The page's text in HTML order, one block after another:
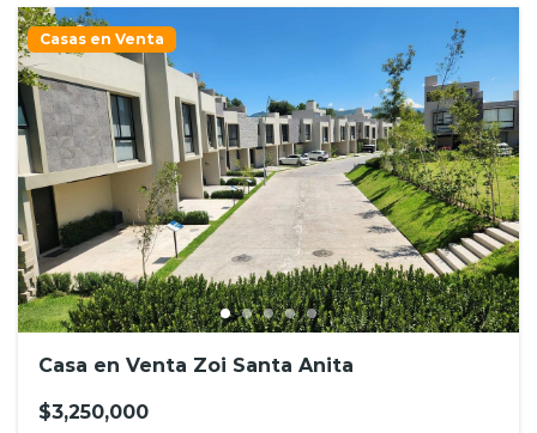
Casas en Venta
Casa en Venta Zoi Santa Anita
$3,250,000